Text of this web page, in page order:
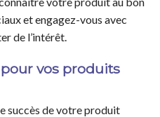
et engagez-vous avec
de l’intérêt.
vos produits
succès de votre produit